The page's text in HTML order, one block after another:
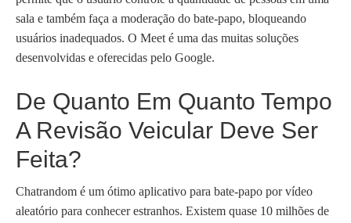
sala e também faça a moderação do bate-papo, bloqueando
usuários inadequados. O Meet é uma das muitas soluções
desenvolvidas e oferecidas pelo Google.
De Quanto Em Quanto Tempo
A Revisão Veicular Deve Ser
Feita?
Chatrandom é um ótimo aplicativo para bate-papo por vídeo
aleatório para conhecer estranhos. Existem quase 10 milhões de